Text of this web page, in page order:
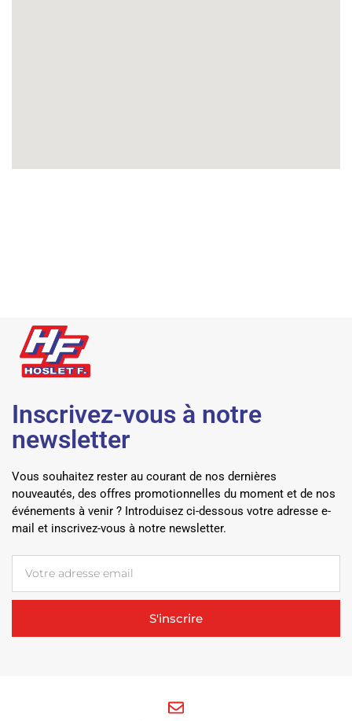
Inscrivez-vous à notre
newsletter
Vous souhaitez rester au courant de nos dernières
nouveautés, des offres promotionnelles du moment et de nos
événements à venir ? Introduisez ci-dessous votre adresse e-
mail et inscrivez-vous à notre newsletter.
S'inscrire